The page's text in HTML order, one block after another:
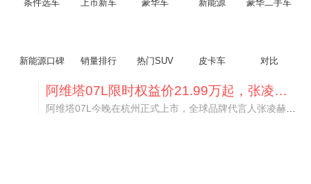
条件选车 上市新车 豪华车 新能源 豪华二手车
新能源口碑 销量排行 热门SUV 皮卡车 对比
阿维塔07L限时权益价21.99万起，张凌赫成首位车主
阿维塔07L今晚在杭州正式上市，全球品牌代言人张凌赫现场提车，成为这台车的第一位主人。三个版本：Elite纯电版22.99万，Max+后驱纯电版24.99万，Ultra三电机四驱版27.99万。